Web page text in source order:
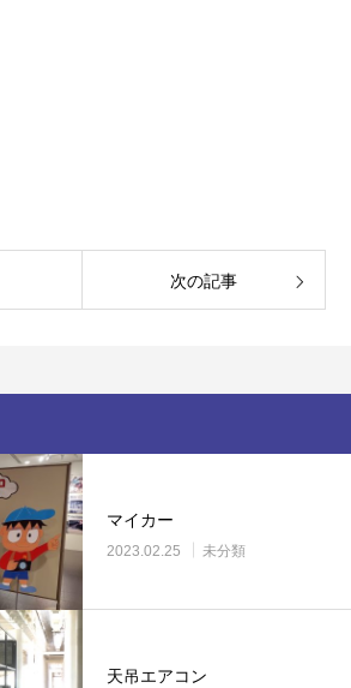
次の記事
マイカー
2023.02.25 未分類
天吊エアコン